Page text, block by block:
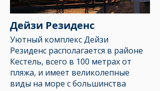
Дейзи Резиденс
Уютный комплексДейзи
Резиденс располагается в районе
Кестель, всего в 100 метрах от
пляжа, и имеет великолепные
виды на море с большинства